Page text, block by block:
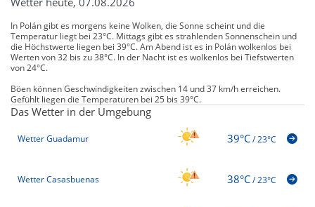
In Polán gibt es morgens keine Wolken, die Sonne scheint und die
Temperatur liegt bei 23°C. Mittags gibt es strahlenden Sonnenschein und
die Höchstwerte liegen bei 39°C. Am Abend ist es in Polán wolkenlos bei
Werten von 32 bis zu 38°C. In der Nacht ist es wolkenlos bei Tiefstwerten
von 24°C.
Böen können Geschwindigkeiten zwischen 14 und 37 km/h erreichen.
Gefühlt liegen die Temperaturen bei 25 bis 39°C.
Das Wetter in der Umgebung
Wetter Guadamur 39°C/23°C
Wetter Casasbuenas 38°C/23°C